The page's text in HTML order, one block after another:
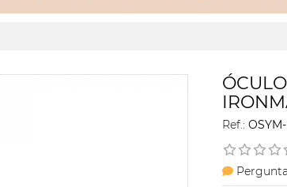
Ref.: